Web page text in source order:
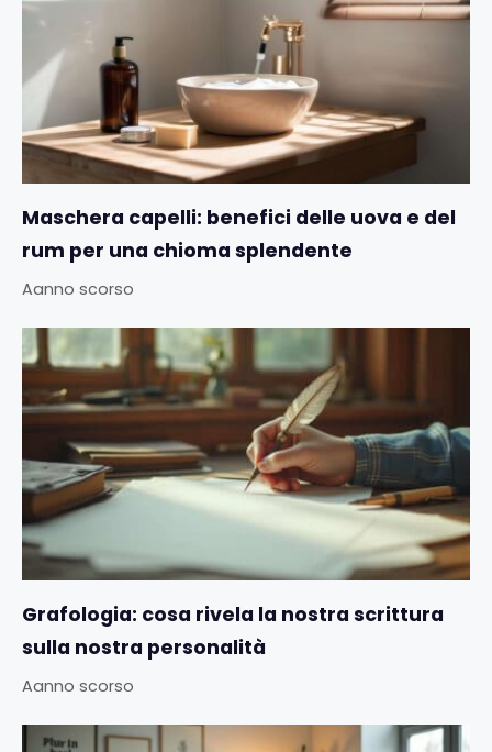
Maschera capelli: benefici delle uova e del
rum per una chioma splendente
Aanno scorso
Grafologia: cosa rivela la nostra scrittura
sulla nostra personalità
Aanno scorso